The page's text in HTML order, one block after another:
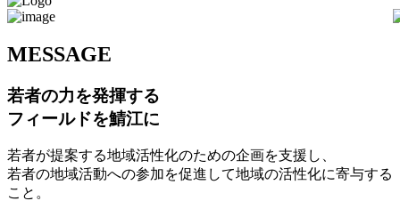
MESSAGE
若者の力を発揮する
フィールドを鯖江に
若者が提案する地域活性化のための企画を支援し、
若者の地域活動への参加を促進して地域の活性化に寄与する
こと。